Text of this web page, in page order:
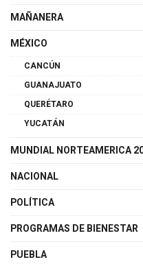
MAÑANERA
MÉXICO
CANCÚN
GUANAJUATO
QUERÉTARO
YUCATÁN
MUNDIAL NORTEAMERICA
NACIONAL
POLÍTICA
PROGRAMAS DE BIENESTAR
PUEBLA